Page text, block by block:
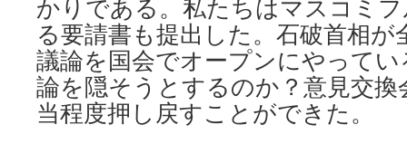
かりである。私たちはマスコミ
る要請書も提出した。石破首相が
議論を国会でオープンにやって
論を隠そうとするのか？意見交
当程度押し戻すことができた。